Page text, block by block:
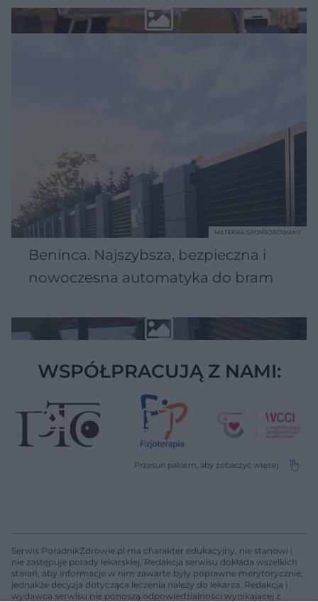
Beninca. Najszybsza, bezpieczna i
nowoczesna automatyka do bram
MATERIAŁ SPONSOROWANY
WSPÓŁPRACUJĄ Z NAMI:
Serwis PoradnikZdrowie.pl ma charakter edukacyjny, nie stanowi i
nie zastępuje porady lekarskiej. Redakcja serwisu dokłada wszelkich
starań, aby informacje w nim zawarte były poprawne merytorycznie,
jednakże decyzja dotycząca leczenia należy do lekarza. Redakcja i
wydawca serwisu nie ponoszą odpowiedzialności wynikającej z